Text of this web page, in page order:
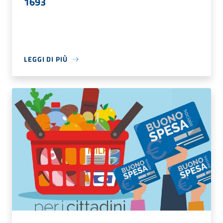
LEGGI DI PIÙ